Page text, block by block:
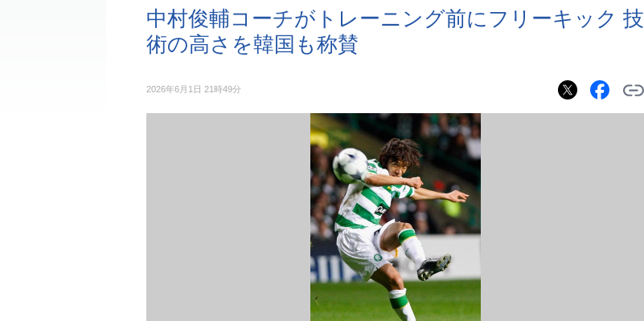
中村俊輔コーチがトレーニング前にフリーキック 技
術の高さを韓国も称賛
2026年6月1日 21時49分